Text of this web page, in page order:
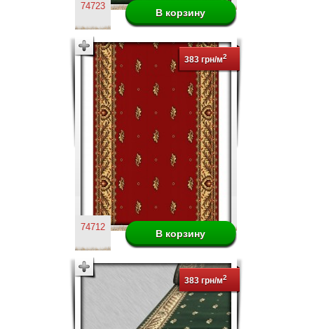
74723
383 грн/м2
74712
383 грн/м2